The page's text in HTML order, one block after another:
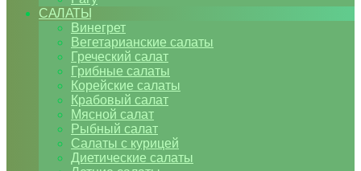
САЛАТЫ
Винегрет
Вегетарианские салаты
Греческий салат
Грибные салаты
Корейские салаты
Крабовый салат
Мясной салат
Рыбный салат
Салаты с курицей
Диетические салаты